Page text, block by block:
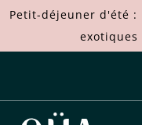
Petit-déjeuner d'été :
exotiques